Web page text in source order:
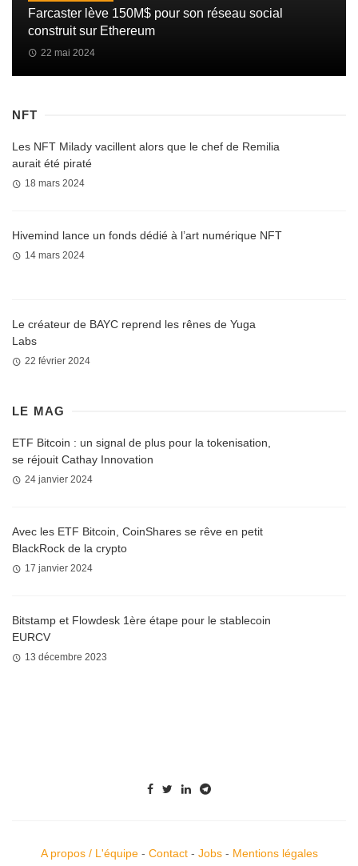
Farcaster lève 150M$ pour son réseau social
construit sur Ethereum
22 mai 2024
NFT
Les NFT Milady vacillent alors que le chef de Remilia
aurait été piraté
18 mars 2024
Hivemind lance un fonds dédié à l’art numérique NFT
14 mars 2024
Le créateur de BAYC reprend les rênes de Yuga
Labs
22 février 2024
LE MAG
ETF Bitcoin : un signal de plus pour la tokenisation,
se réjouit Cathay Innovation
24 janvier 2024
Avec les ETF Bitcoin, CoinShares se rêve en petit
BlackRock de la crypto
17 janvier 2024
Bitstamp et Flowdesk 1ère étape pour le stablecoin
EURCV
13 décembre 2023
A propos / L'équipe- Contact- Jobs- Mentions légales